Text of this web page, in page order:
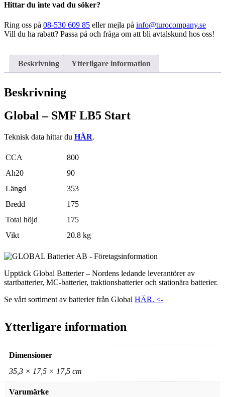
Hittar du inte vad du söker?
Ring oss på 08-530 609 85 eller mejla på info@turocompany.se
Vill du ha rabatt? Passa på och fråga om att bli avtalskund hos oss!
Beskrivning Ytterligare information
Beskrivning
Global – SMF LB5 Start
Teknisk data hittar du HÄR.
CCA
800
Ah20
90
Längd
353
Bredd
175
Total höjd
175
Vikt
20.8 kg
Upptäck Global Batterier – Nordens ledande leverantörer av
startbatterier, MC-batterier, traktionsbatterier och stationära batterier.
Se vårt sortiment av batterier från Global HÄR. <-
Ytterligare information
Dimensioner
35,3 × 17,5 × 17,5 cm
Varumärke